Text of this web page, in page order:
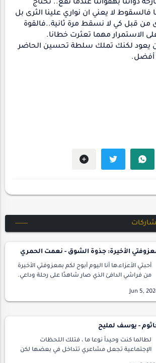
ذواتنا بهفواتنا عندما نقع.. نحتاج
فالسقوط لا يعني ان نواري علينا الثرى بل
قبل كي لا نسقط مرة ثانية..فالقوة
الاستمرار مهما تعثرت خطانا.
يعود لكنك تملك سلطة تحسين الحاضر
أفضل.
الأخيرة: جذوة الشوق - نعمت الحمري
أحبتي الأعزاء،ها أنا اليوم أبوح لكم بمعزوفتي الأخيرة
من فراشي الدافئ الذي صار شاهدًا على رحلة وداعي.
على احتسابي وصبري، ولم أخشى فر…
- يوسف لمليح
لطالما كنت وحيداً نوعا ما ، فتلك اللحظات
الإجتماعية تجعل مشاعري تتداخل في بعضها لكن